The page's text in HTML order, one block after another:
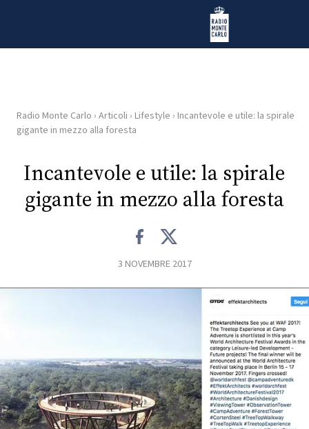
Radio Monte Carlo
HOME
RADIO
WEB
RADIO
CONCORSI
EVENTI
Radio Monte Carlo › Articoli › Lifestyle › Incantevole e utile: la spirale
gigante in mezzo alla foresta
Incantevole e utile: la spirale
gigante in mezzo alla foresta
3 NOVEMBRE 2017